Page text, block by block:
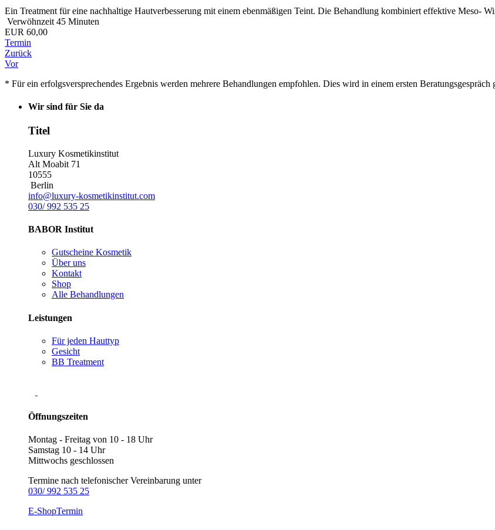
Ein Treatment für eine nachhaltige Hautverbesserung mit einem ebenmäßigen Teint. Die Behandlung kombiniert effektive Meso-
Verwöhnzeit 45 Minuten
EUR 60,00
Termin
Zurück
Vor
* Für ein erfolgsversprechendes Ergebnis werden mehrere Behandlungen empfohlen. Dies wird in einem ersten Beratungsgespräch
Wir sind für Sie da
Titel
Luxury Kosmetikinstitut
Alt Moabit 71
10555
Berlin
info@luxury-kosmetikinstitut.com
030/ 992 535 25
BABOR Institut
Gutscheine Kosmetik
Über uns
Kontakt
Shop
Alle Behandlungen
Leistungen
Für jeden Hauttyp
Gesicht
BB Treatment
Öffnungszeiten
Montag - Freitag von 10 - 18 Uhr
Samstag 10 - 14 Uhr
Mittwochs geschlossen
Termine nach telefonischer Vereinbarung unter
030/ 992 535 25
E-ShopTermin